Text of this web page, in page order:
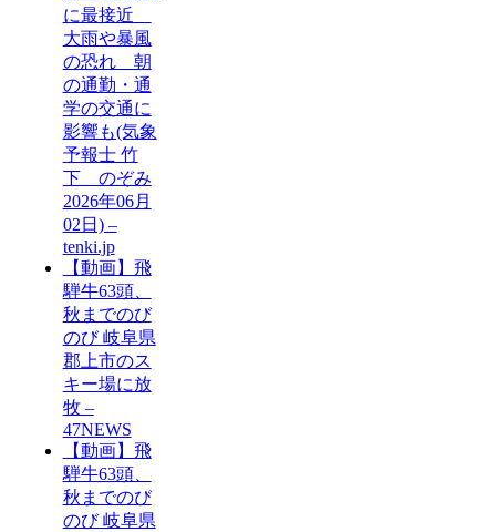
に最接近
大雨や暴風
の恐れ 朝
の通勤・通
学の交通に
影響も(気象
予報士 竹
下 のぞみ
2026年06月
02日) –
tenki.jp
【動画】飛
騨牛63頭、
秋までのび
のび 岐阜県
郡上市のス
キー場に放
牧 –
47NEWS
【動画】飛
騨牛63頭、
秋までのび
のび 岐阜県